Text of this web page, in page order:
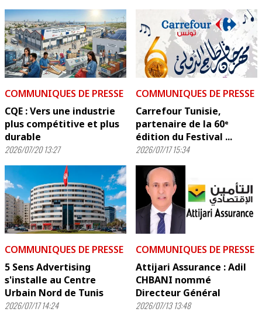
COMMUNIQUES DE PRESSE
CQE : Vers une industrie
plus compétitive et plus
durable
2026/07/20 13:27
COMMUNIQUES DE PRESSE
Carrefour Tunisie,
partenaire de la 60ᵉ
édition du Festival ...
2026/07/17 15:34
COMMUNIQUES DE PRESSE
5 Sens Advertising
s'installe au Centre
Urbain Nord de Tunis
2026/07/17 14:24
COMMUNIQUES DE PRESSE
Attijari Assurance : Adil
CHBANI nommé
Directeur Général
2026/07/13 13:48